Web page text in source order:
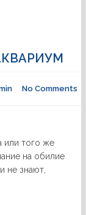
No Comments
или того же
на обилие
не знают,